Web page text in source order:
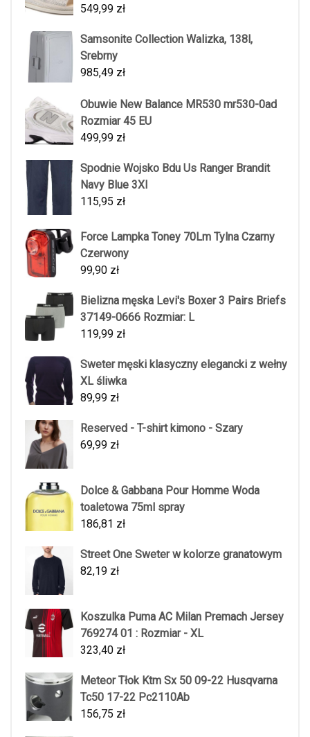
549,99 zł
Samsonite Collection Walizka, 138l,
Srebrny
985,49 zł
Obuwie New Balance MR530 mr530-0ad
Rozmiar 45 EU
499,99 zł
Spodnie Wojsko Bdu Us Ranger Brandit
Navy Blue 3Xl
115,95 zł
Force Lampka Toney 70Lm Tylna Czarny
Czerwony
99,90 zł
Bielizna męska Levi's Boxer 3 Pairs Briefs
37149-0666 Rozmiar: L
119,99 zł
Sweter męski klasyczny elegancki z wełny
XL śliwka
89,99 zł
Reserved - T-shirt kimono - Szary
69,99 zł
Dolce & Gabbana Pour Homme Woda
toaletowa 75ml spray
186,81 zł
Street One Sweter w kolorze granatowym
82,19 zł
Koszulka Puma AC Milan Premach Jersey
769274 01 : Rozmiar - XL
323,40 zł
Meteor Tłok Ktm Sx 50 09-22 Husqvarna
Tc50 17-22 Pc2110Ab
156,75 zł